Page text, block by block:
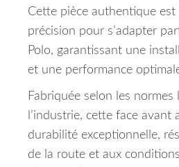
Cette pièce authentique est
précision pour s’adapter
Polo, garantissant une
et une performance
Fabriquée selon les
l’industrie, cette face avant
durabilité exceptionnelle,
de la route et aux